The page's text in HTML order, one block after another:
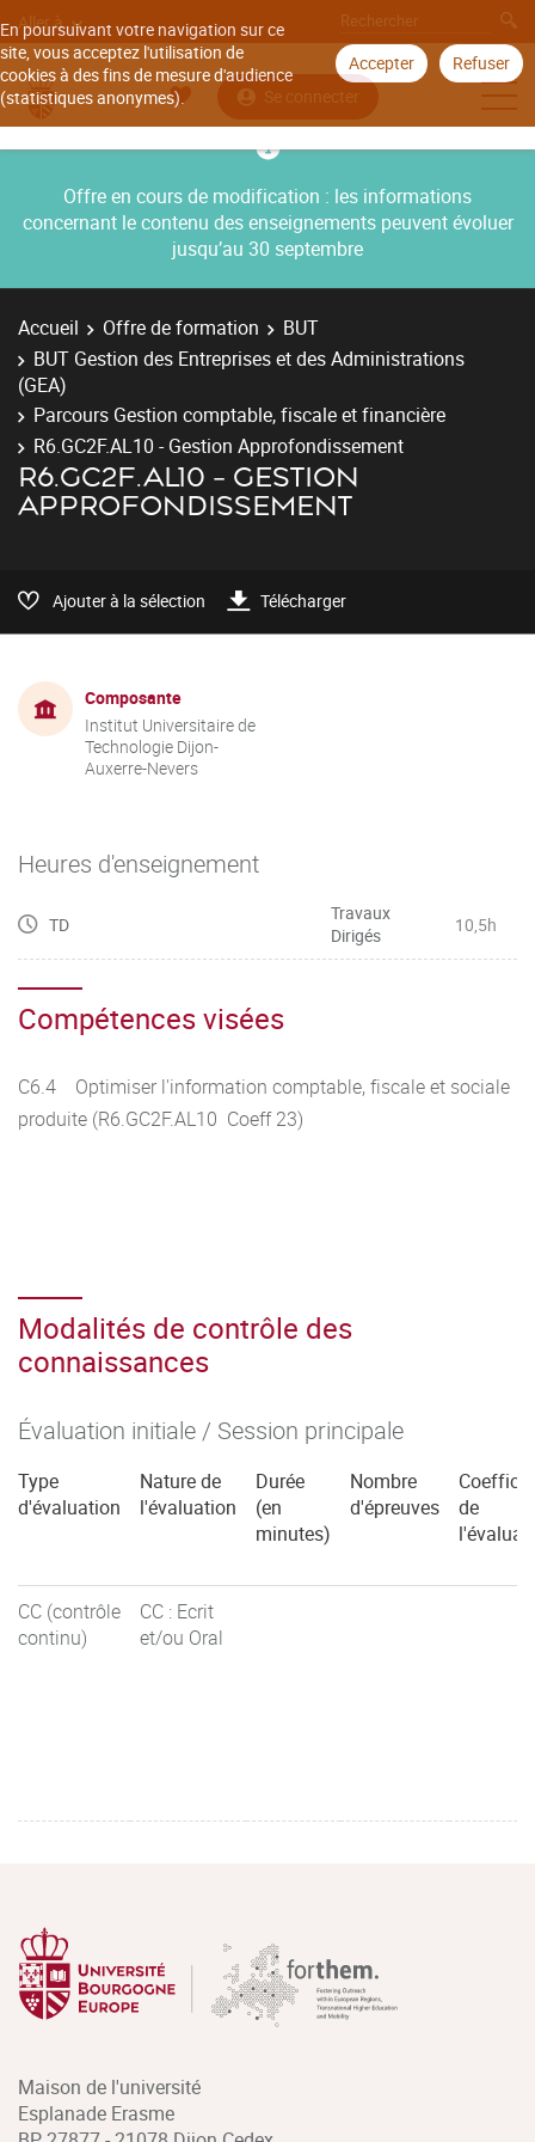
En poursuivant votre navigation sur ce
site, vous acceptez l'utilisation de
cookies à des fins de mesure d'audience
(statistiques anonymes).
Accepter Refuser
Aller à
Se connecter
Offre en cours de modification : les informations
concernant le contenu des enseignements peuvent évoluer
jusqu’au 30 septembre
Accueil Offre de formation
BUT
BUT Gestion des Entreprises et des Administrations
(GEA)
Parcours Gestion comptable, fiscale et financière
R6.GC2F.AL10 - Gestion Approfondissement
R6.GC2F.AL10 - GESTION
APPROFONDISSEMENT
Ajouter à la sélection Télécharger
Composante
Institut Universitaire de
Technologie Dijon-
Auxerre-Nevers
Heures d'enseignement
TD
Travaux
Dirigés
10,5h
Compétences visées
C6.4 Optimiser l'information comptable, fiscale et sociale
produite (R6.GC2F.AL10 Coeff 23)
Modalités de contrôle des
connaissances
Évaluation initiale / Session principale
Type
d'évaluation
Nature de
l'évaluation
Durée
(en
minutes)
Nombre
d'épreuves
de
CC (contrôle
continu)
CC : Ecrit
et/ou Oral
Maison de l'université
Esplanade Erasme